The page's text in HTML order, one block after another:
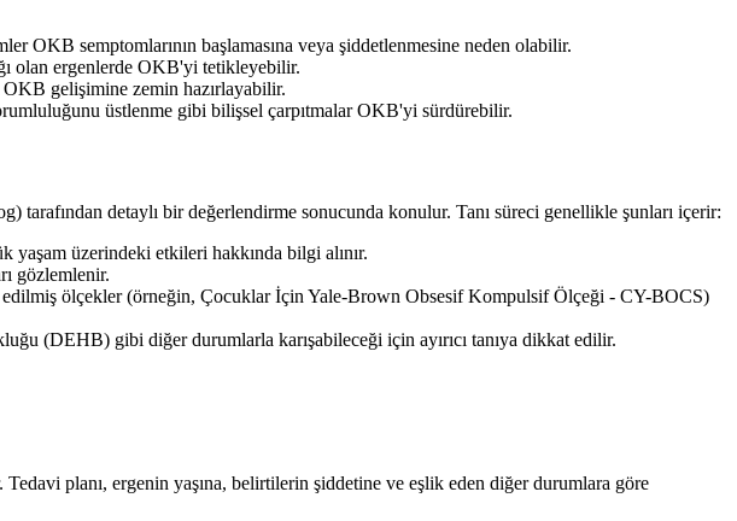
OKB semptomlarının başlamasına veya şiddetlenmesine neden olabilir.
olan ergenlerde OKB'yi tetikleyebilir.
gelişimine zemin hazırlayabilir.
üstlenme gibi bilişsel çarpıtmalar OKB'yi sürdürebilir.
detaylı bir değerlendirme sonucunda konulur. Tanı süreci genellikle şunları içerir:
yaşam üzerindeki etkileri hakkında bilgi alınır.
gözlemlenir.
ölçekler (örneğin, Çocuklar İçin Yale-Brown Obsesif Kompulsif Ölçeği - CY-BOCS)
(DEHB) gibi diğer durumlarla karışabileceği için ayırıcı tanıya dikkat edilir.
planı, ergenin yaşına, belirtilerin şiddetine ve eşlik eden diğer durumlara göre